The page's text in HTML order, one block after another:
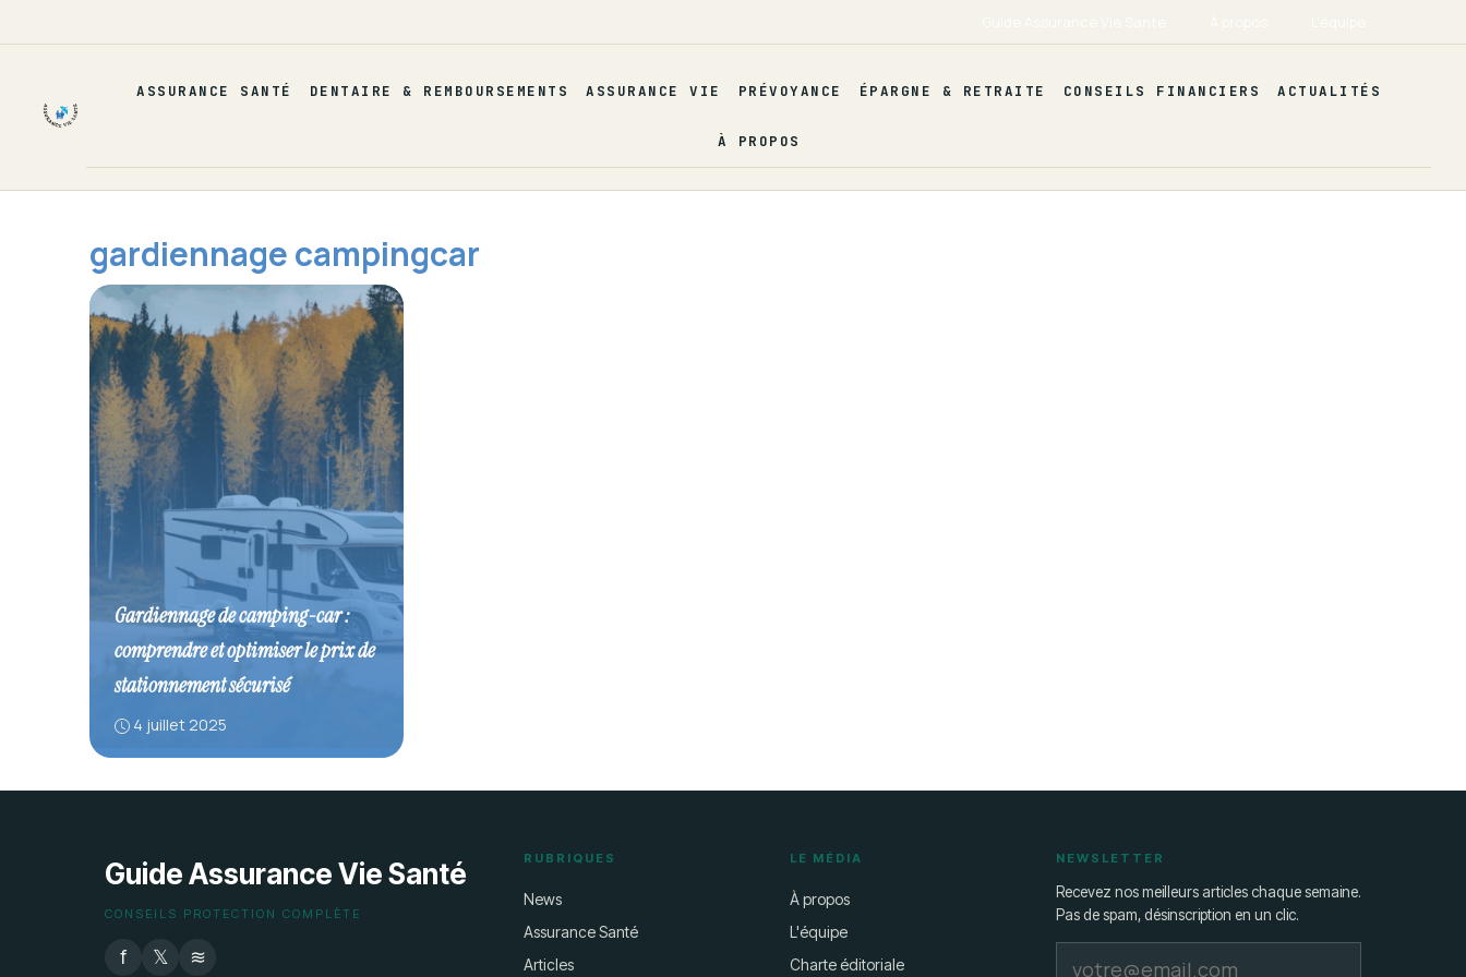
au
ASSURANCE SANTÉ DENTAIRE & REMBOURSEMENTS ASSURANCE VIE PRÉVOYANCE ÉPARGNE & RETRAITE CONSEILS FINANCIERS ACTUALITÉS
À PROPOS
gardiennage campingcar
Gardiennage de camping-car :
comprendre et optimiser le prix de
stationnement sécurisé
4 juillet 2025
Guide Assurance Vie Santé
CONSEILS PROTECTION COMPLÈTE
f 𝕏 ≋
RUBRIQUES
News
Assurance Santé
Articles
LE MÉDIA
À propos
L'équipe
Charte éditoriale
NEWSLETTER
Recevez nos meilleurs articles chaque semaine.
Pas de spam, désinscription en un clic.